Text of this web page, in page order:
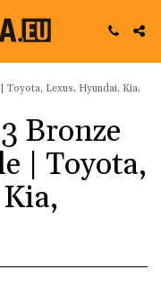
Toyota, Lexus, Hyundai, Kia,
Bronze
| Toyota,